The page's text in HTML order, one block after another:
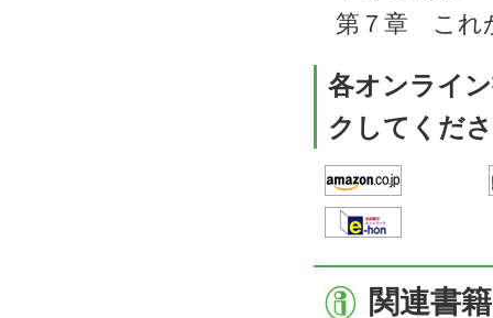
第７章 これ
各オンライ
クしてくだ
関連書籍